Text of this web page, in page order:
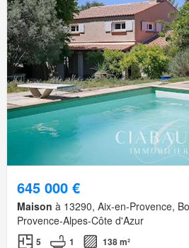
645 000 €
Maison à 13290, Aix-en-Provence,
Provence-Alpes-Côte d'Azur
5 1 138 m²